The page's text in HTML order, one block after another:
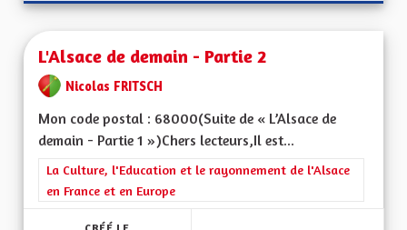
L'Alsace de demain - Partie 2
Nicolas FRITSCH
Mon code postal : 68000(Suite de « L’Alsace de
demain - Partie 1 »)Chers lecteurs,Il est...
Filtrer les résultats de la catégorie : La Culture, l'Education et
La Culture, l'Education et le rayonnement de l'Alsace
en France et en Europe